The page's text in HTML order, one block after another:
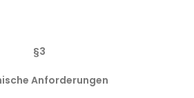
§3
Anforderungen